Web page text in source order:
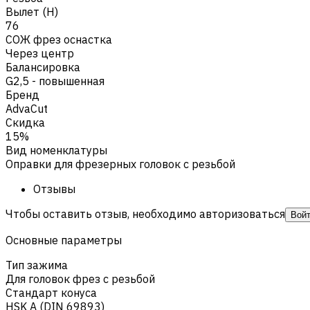
Вылет (H)
76
СОЖ фрез оснастка
Через центр
Балансировка
G2,5 - повышенная
Бренд
AdvaCut
Скидка
15%
Вид номенклатуры
Оправки для фрезерных головок с резьбой
Отзывы
Чтобы оставить отзыв, необходимо авторизоваться
Основные параметры
Тип зажима
Для головок фрез с резьбой
Стандарт конуса
HSK A (DIN 69893)